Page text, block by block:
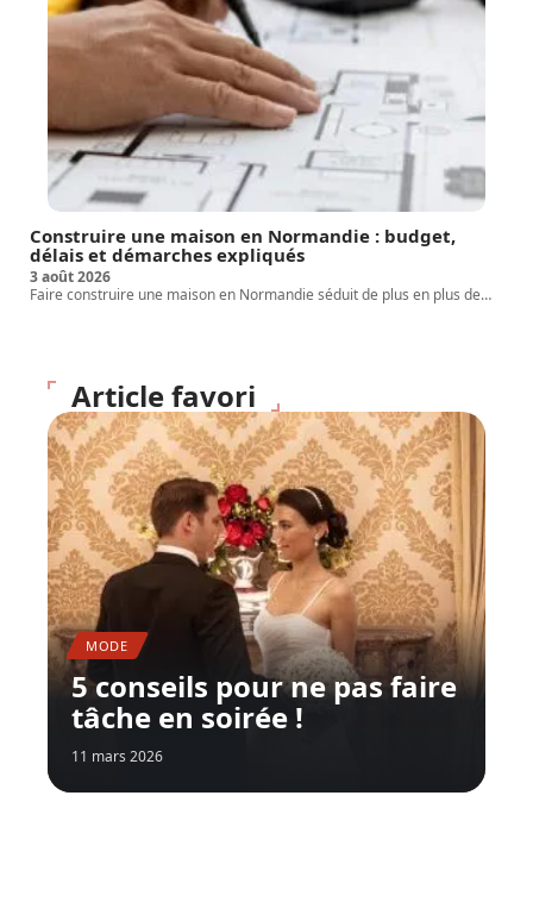
Construire une maison en Normandie : budget,
délais et démarches expliqués
3 août 2026
Faire construire une maison en Normandie séduit de plus en plus de…
Article favori
MODE
5 conseils pour ne pas faire
tâche en soirée !
11 mars 2026